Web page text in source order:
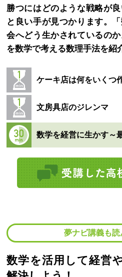
勝つにはどのような戦略が
と良い手が見つかります。
会へどう生かされているの
を数学で考える数理手法を紹
ケーキ店は何をいくつ
文房具店のジレンマ
数学を経営に生かす～
夢ナビ講義も読
数学を活用して経営